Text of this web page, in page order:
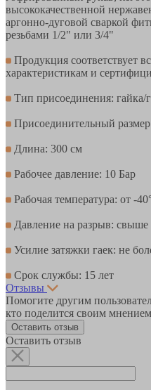
высококачественной
аргонно-дуговой сваркой
резьбами 1/2" или 3/4"
Продукция соответствует
характеристикам и
Тип присоединения: гайка/
Присоединительный
Длина: 300 см
Рабочее давление: 10 Бар
Рабочая температура: от -
Давление на разрыв:
Усилие затяжки гаек: не
Срок службы: 15 лет
Отзывы
Помогите другим
кто поделится своим
Оставить отзыв
Оставить отзыв